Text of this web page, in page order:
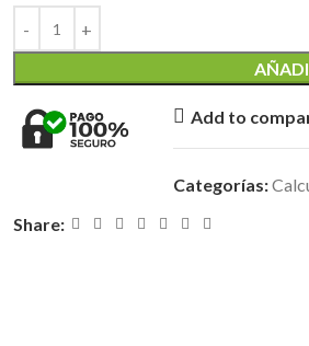
Add to
Categorías:
Share: